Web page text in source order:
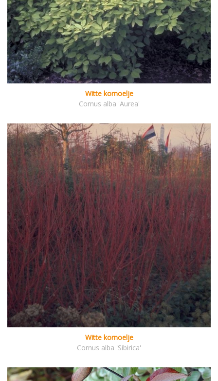
Witte kornoelje
Cornus alba 'Aurea'
Witte kornoelje
Cornus alba 'Sibirica'